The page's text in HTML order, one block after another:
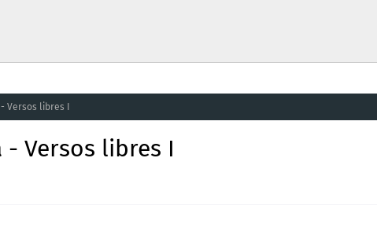
Versos libres I
Versos libres I